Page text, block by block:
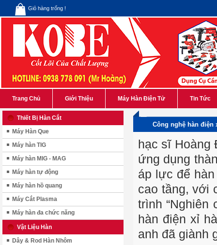
Giỏ hàng trống !
Trang Chủ Giới Thiệu Máy Hàn Điện Tử Tin Tức
Thiết Bị Hàn Cắt
Máy Hàn Que
Máy hàn TIG
Máy hàn MIG - MAG
Máy hàn tự động
Máy hàn hồ quang
Máy Cắt Plasma
Máy hàn đa chức năng
Vật Liệu Hàn
Dây & Rod Hàn Nhôm
Công nghệ hàn
hạc sĩ Hoàng
ứng dụng
áp lực để
cao tầng, với
trình
hàn điện xỉ
anh đã giành